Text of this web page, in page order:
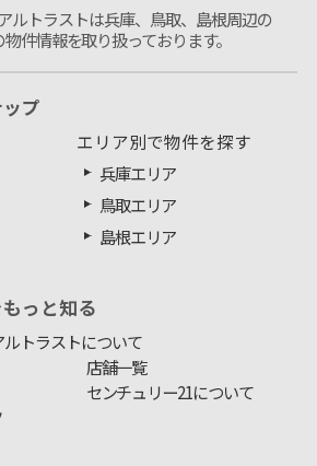
ルトラストは兵庫、鳥取、島根周辺の
件情報を取り扱っております。
プ
エリア別で物件を探す
兵庫エリア
鳥取エリア
島根エリア
っと知る
ルトラストについて
店舗一覧
センチュリー21について